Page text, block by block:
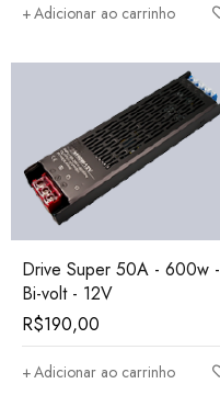
Adicionar ao carrinho
Drive Super 50A - 600w -
Bi-volt - 12V
R$190,00
Adicionar ao carrinho